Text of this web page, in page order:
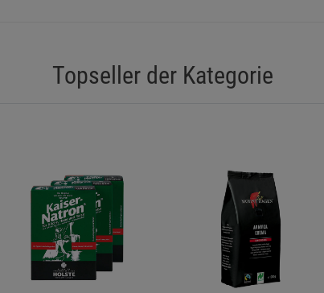
Topseller der Kategorie
Cookie-Informationenanzeigen
Datenschutzerklärung